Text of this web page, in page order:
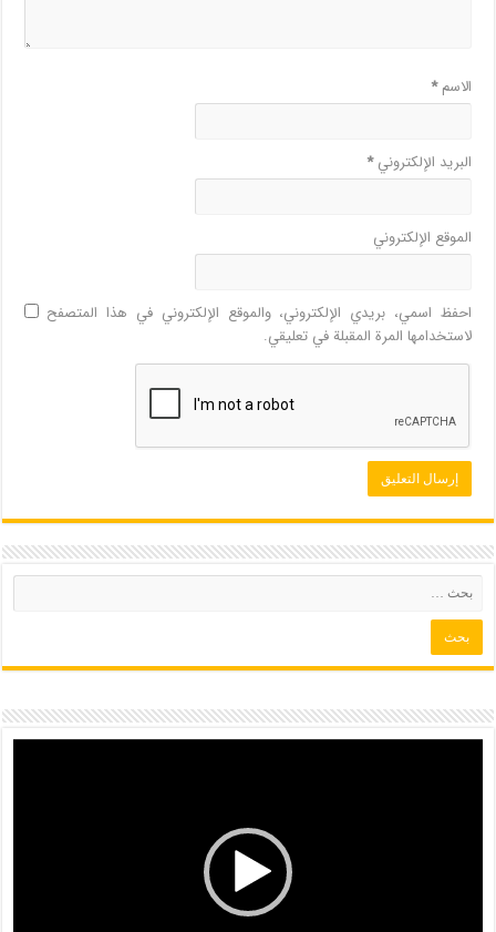
الاسم*
البريد الإلكتروني*
الموقع الإلكتروني
احفظ اسمي، بريدي الإلكتروني، والموقع الإلكتروني في هذا المتصفح
لاستخدامها المرة المقبلة في تعليقي.